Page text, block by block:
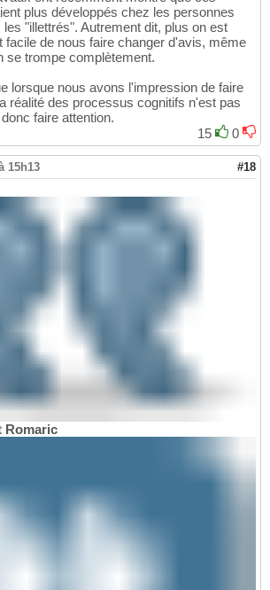
plus développés chez les personnes
"illettrés". Autrement dit, plus on est
facile de nous faire changer d'avis, même
se trompe complètement.
lorsque nous avons l'impression de faire
réalité des processus cognitifs n'est pas
faire attention.
15
0
15h13 #18
Romaric